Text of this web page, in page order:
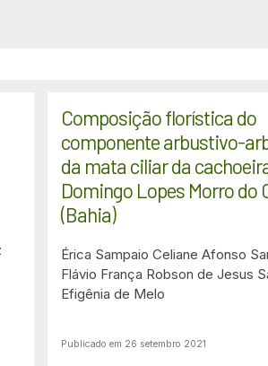
Composição florística do
componente arbustivo-
da mata ciliar da
Domingo Lopes Morro do
(Bahia)
Érica Sampaio Celiane Afonso
Flávio França Robson de Jesus
Efigênia de Melo
Publicado em 26 setembro 2021